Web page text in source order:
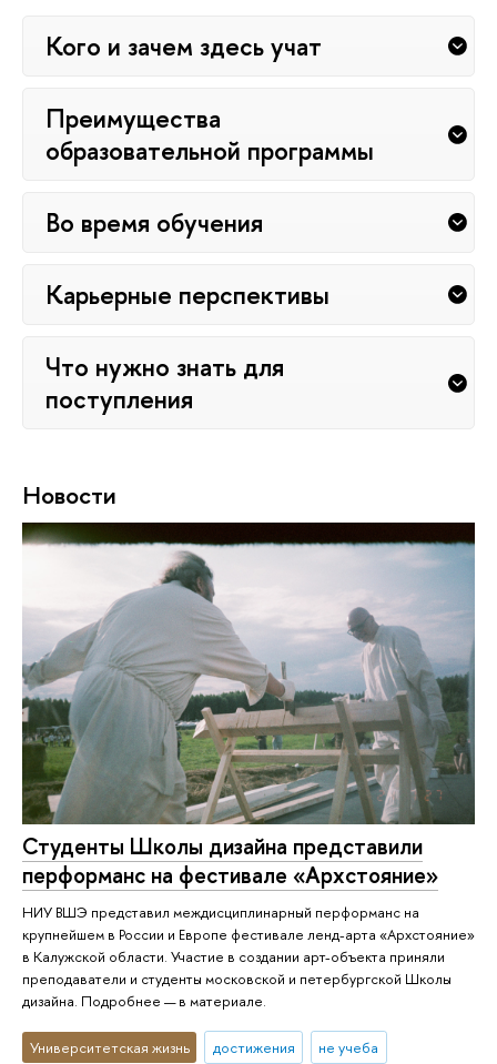
Кого и зачем здесь учат
Преимущества
образовательной программы
Во время обучения
Карьерные перспективы
Что нужно знать для
поступления
Новости
Студенты Школы дизайна представили
перформанс на фестивале «Архстояние»
НИУ ВШЭ представил междисциплинарный перформанс на
крупнейшем в России и Европе фестивале ленд-арта «Архстояние»
в Калужской области. Участие в создании арт-объекта приняли
преподаватели и студенты московской и петербургской Школы
дизайна. Подробнее — в материале.
Университетская жизнь достижения не учеба